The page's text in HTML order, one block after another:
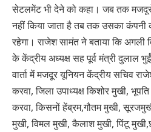
सेटलमेंट भी देने को कहा। जब तक
नहीं किया जाता है तब तक उसका
रहेगा। राजेश सामंत ने बताया कि अगली
के केंद्रीय अध्यक्ष सह पूर्व मंत्री दुलाल
वार्ता में मजदूर यूनियन केंद्रीय सचिव
करवा, जिला उपाध्यक्ष किशोर मुखी,
करवा, किसनों हेंब्रम,गौतम मुखी,
मुखी, विमल मुखी, कैलाश मुखी, पिंटू